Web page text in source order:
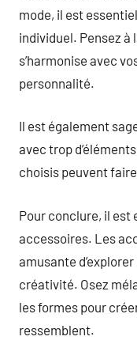
mode, il est
individuel. Pensez à
s’harmonise avec
personnalité.
Il est également
avec trop
choisis peuvent
Pour conclure, il est
accessoires. Les
amusante
créativité. Osez
les formes pour
ressemblent.